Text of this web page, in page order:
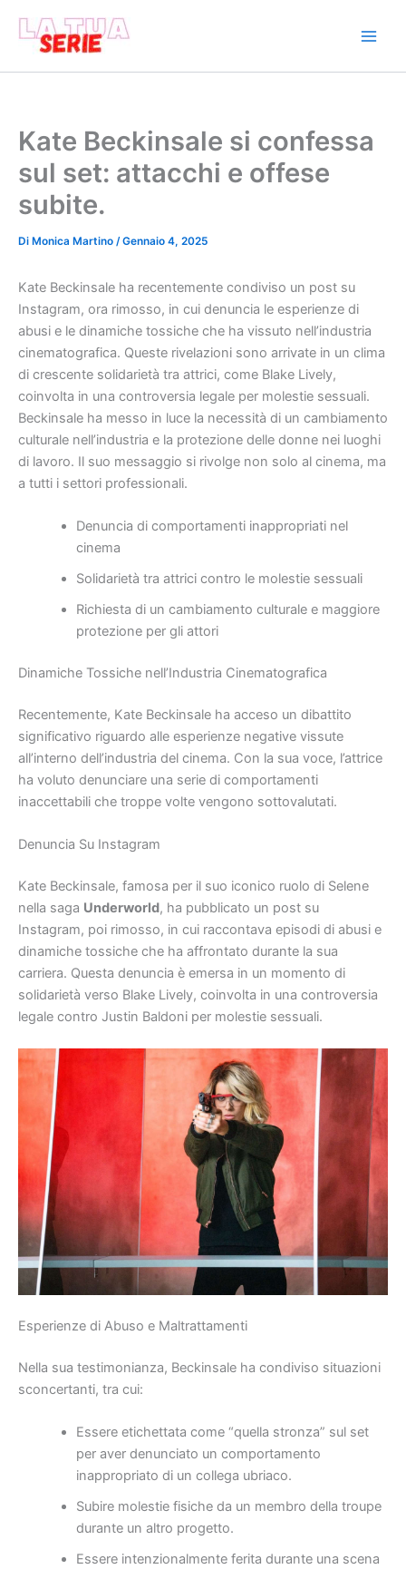
contenuto
Kate Beckinsale si confessa
sul set: attacchi e offese
subite.
Di Monica Martino /Gennaio 4, 2025
Kate Beckinsale ha recentemente condiviso un post su
Instagram, ora rimosso, in cui denuncia le esperienze di
abusi e le dinamiche tossiche che ha vissuto nell’industria
cinematografica. Queste rivelazioni sono arrivate in un clima
di crescente solidarietà tra attrici, come Blake Lively,
coinvolta in una controversia legale per molestie sessuali.
Beckinsale ha messo in luce la necessità di un cambiamento
culturale nell’industria e la protezione delle donne nei luoghi
di lavoro. Il suo messaggio si rivolge non solo al cinema, ma
a tutti i settori professionali.
Denuncia di comportamenti inappropriati nel
cinema
Solidarietà tra attrici contro le molestie sessuali
Richiesta di un cambiamento culturale e maggiore
protezione per gli attori
Dinamiche Tossiche nell’Industria Cinematografica
Recentemente, Kate Beckinsale ha acceso un dibattito
significativo riguardo alle esperienze negative vissute
all’interno dell’industria del cinema. Con la sua voce, l’attrice
ha voluto denunciare una serie di comportamenti
inaccettabili che troppe volte vengono sottovalutati.
Denuncia Su Instagram
Kate Beckinsale, famosa per il suo iconico ruolo di Selene
nella saga Underworld, ha pubblicato un post su
Instagram, poi rimosso, in cui raccontava episodi di abusi e
dinamiche tossiche che ha affrontato durante la sua
carriera. Questa denuncia è emersa in un momento di
solidarietà verso Blake Lively, coinvolta in una controversia
legale contro Justin Baldoni per molestie sessuali.
Esperienze di Abuso e Maltrattamenti
Nella sua testimonianza, Beckinsale ha condiviso situazioni
sconcertanti, tra cui:
Essere etichettata come “quella stronza” sul set
per aver denunciato un comportamento
inappropriato di un collega ubriaco.
Subire molestie fisiche da un membro della troupe
durante un altro progetto.
Essere intenzionalmente ferita durante una scena